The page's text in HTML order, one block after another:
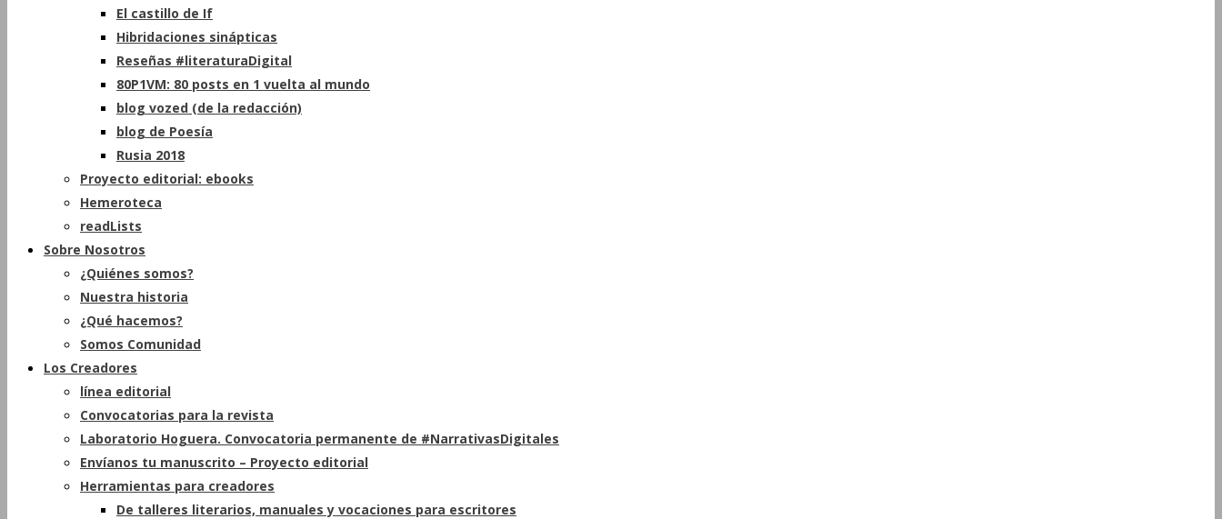
El castillo de If
Hibridaciones sinápticas
Reseñas #literaturaDigital
80P1VM: 80 posts en 1 vuelta al mundo
blog vozed (de la redacción)
blog de Poesía
Rusia 2018
Proyecto editorial: ebooks
Hemeroteca
readLists
Sobre Nosotros
¿Quiénes somos?
Nuestra historia
¿Qué hacemos?
Somos Comunidad
Los Creadores
línea editorial
Convocatorias para la revista
Laboratorio Hoguera. Convocatoria permanente de #NarrativasDigitales
Envíanos tu manuscrito – Proyecto editorial
Herramientas para creadores
De talleres literarios, manuales y vocaciones para escritores